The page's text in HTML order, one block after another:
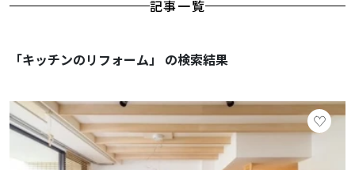
記事一覧
「キッチンのリフォーム」 の検索結果